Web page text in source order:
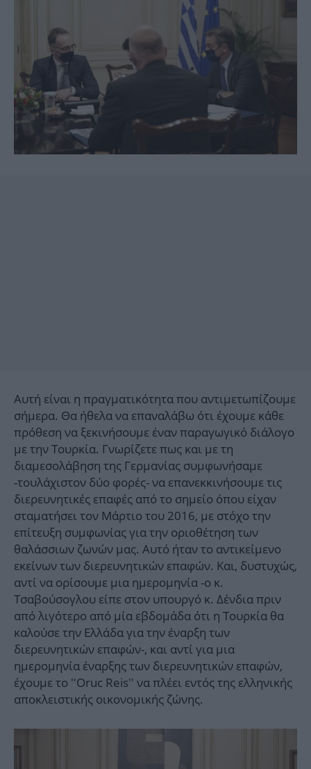
Αυτή είναι η πραγματικότητα που αντιμετωπίζουμε
σήμερα. Θα ήθελα να επαναλάβω ότι έχουμε κάθε
πρόθεση να ξεκινήσουμε έναν παραγωγικό διάλογο
με την Τουρκία. Γνωρίζετε πως και με τη
διαμεσολάβηση της Γερμανίας συμφωνήσαμε
-τουλάχιστον δύο φορές- να επανεκκινήσουμε τις
διερευνητικές επαφές από το σημείο όπου είχαν
σταματήσει τον Μάρτιο του 2016, με στόχο την
επίτευξη συμφωνίας για την οριοθέτηση των
θαλάσσιων ζωνών μας. Αυτό ήταν το αντικείμενο
εκείνων των διερευνητικών επαφών. Και, δυστυχώς,
αντί να ορίσουμε μια ημερομηνία -ο κ.
Τσαβούσογλου είπε στον υπουργό κ. Δένδια πριν
από λιγότερο από μία εβδομάδα ότι η Τουρκία θα
καλούσε την Ελλάδα για την έναρξη των
διερευνητικών επαφών-, και αντί για μια
ημερομηνία έναρξης των διερευνητικών επαφών,
έχουμε το ''Oruc Reis'' να πλέει εντός της ελληνικής
αποκλειστικής οικονομικής ζώνης.